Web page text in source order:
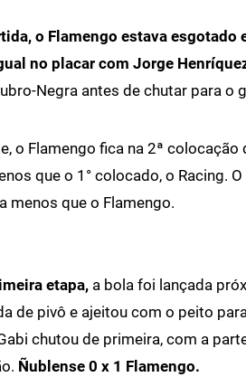
o Flamengo estava esgotado
no placar com Jorge
Negra antes de chutar para o
o Flamengo fica na 2ª colocação
que o 1° colocado, o Racing.
menos que o Flamengo.
etapa, a bola foi lançada
de pivô e ajeitou com o peito
chutou de primeira, com a
Ñublense 0 x 1 Flamengo.